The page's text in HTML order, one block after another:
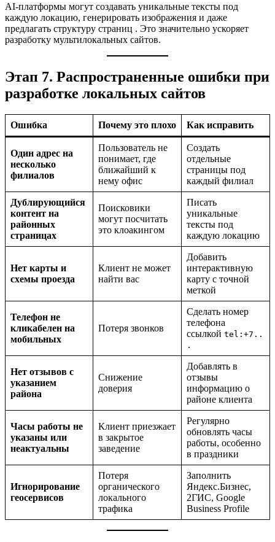
AI-платформы могут создавать уникальные тексты под
каждую локацию, генерировать изображения и даже
предлагать структуру страниц . Это значительно ускоряет
разработку мультилокальных сайтов.
Этап 7. Распространенные ошибки при
разработке локальных сайтов
Ошибка Почему это плохо Как исправить
Один адрес на
несколько
филиалов
Пользователь не
понимает, где
ближайший к
нему офис
Создать
отдельные
страницы под
каждый филиал
Дублирующийся
контент на
районных
страницах
Поисковики
могут посчитать
это клоакингом
Писать
уникальные
тексты под
каждую локацию
Нет карты и
схемы проезда
Клиент не может
найти вас
Добавить
интерактивную
карту с точной
меткой
Телефон не
кликабелен на
мобильных
Потеря звонков
Сделать номер
телефона
ссылкой tel:+7..
.
Нет отзывов с
указанием
района
Снижение
доверия
Добавлять в
отзывы
информацию о
районе клиента
Часы работы не
указаны или
неактуальны
Клиент приезжает
в закрытое
заведение
Регулярно
обновлять часы
работы, особенно
в праздники
Игнорирование
геосервисов
Потеря
органического
локального
трафика
Заполнить
Яндекс.Бизнес,
2ГИС, Google
Business Profile